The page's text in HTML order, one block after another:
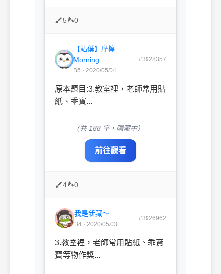
5 0
【站僕】摩檸
Morning.
B5 · 2020/05/04
#3928357
原本題目:3.教室裡，老師常用貼
紙、乖寶...
(共 188 字，隱藏中）
前往觀看
4 0
我是新藏～
B4 · 2020/05/03
#3926962
3.教室裡，老師常用貼紙、乖寶
寶等物作獎...